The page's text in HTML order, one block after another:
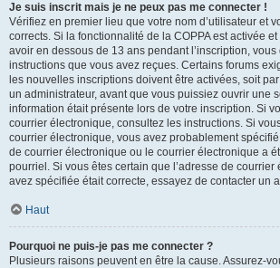
Je suis inscrit mais je ne peux pas me connecter !
Vérifiez en premier lieu que votre nom d’utilisateur et
corrects. Si la fonctionnalité de la COPPA est activée
avoir en dessous de 13 ans pendant l’inscription,
instructions que vous avez reçues. Certains forums
les nouvelles inscriptions doivent être activées, soit
un administrateur, avant que vous puissiez ouvrir une
information était présente lors de votre inscription. Si
courrier électronique, consultez les instructions. Si
courrier électronique, vous avez probablement
de courrier électronique ou le courrier électronique a
pourriel. Si vous êtes certain que l’adresse de
avez spécifiée était correcte, essayez de contacter un
Haut
Pourquoi ne puis-je pas me connecter ?
Plusieurs raisons peuvent en être la cause. Assurez-